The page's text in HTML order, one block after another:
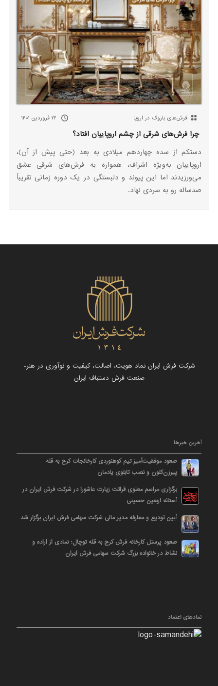
فرش‌های باروک در اروپا ۲۲ فروردین ۱۴۰۱
چرا فرش‌های شرقی از چشم اروپاییان افتاد؟
دستکم از سده چهاردهم میلادی به بعد (حتی پیش از آن)،
اروپاییان به‌ویژه اشراف، همواره به فرش‌های شرقی عشق
می‌ورزیدند اما این پیوند و دلبستگی در یک دوره زمانی تقریباً
صدساله رو به سردی نهاد.
شرکت فرش ایران نماد هویت، اصالت، کیفیت و نوآوری در هنر-
صنعت فرش دستباف ایران
آخرین خبرها
صعود موفقیت‌آمیز تیم کوهنوردی کارخانجات کرج به قله
پیرزن‌کلون و نصب تابلوی یادمان
برگزاری مراسم معنوی قرائت زیارت عاشورا در شرکت فرش ایران در
آستانه اربعین حسینی
آیین تودیع و معارفه مدیر مالی شرکت سهامی فرش ایران برگزار شد
صعود پرسنل کارخانه فرش کرج به قله توچال؛ نمادی از اراده و
نشاط در خانواده بزرگ شرکت سهامی فرش ایران
نمادهای اعتماد